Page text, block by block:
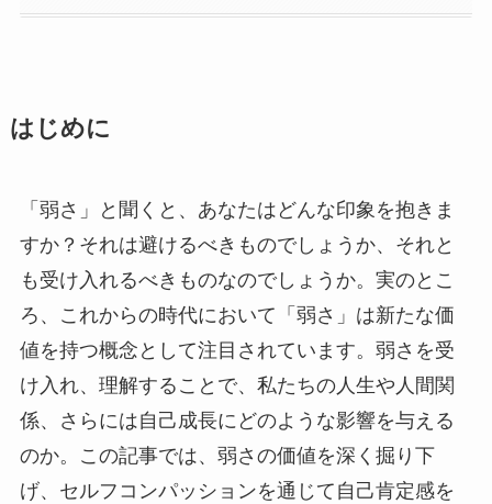
はじめに
「弱さ」と聞くと、あなたはどんな印象を抱きま
すか？それは避けるべきものでしょうか、それと
も受け入れるべきものなのでしょうか。実のとこ
ろ、これからの時代において「弱さ」は新たな価
値を持つ概念として注目されています。弱さを受
け入れ、理解することで、私たちの人生や人間関
係、さらには自己成長にどのような影響を与える
のか。この記事では、弱さの価値を深く掘り下
げ、セルフコンパッションを通じて自己肯定感を